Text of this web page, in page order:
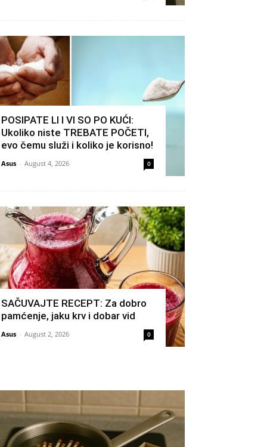
POSIPATE LI I VI SO PO KUĆI:
Ukoliko niste TREBATE POČETI,
evo čemu služi i koliko je korisno!
Asus - August 4, 2026 0
SAČUVAJTE RECEPT: Za dobro
pamćenje, jaku krv i dobar vid
Asus - August 2, 2026 0